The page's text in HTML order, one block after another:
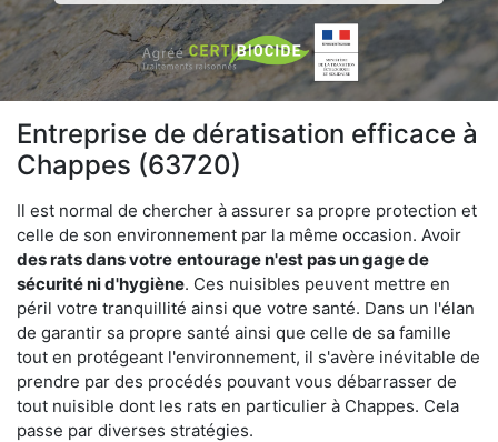
Entreprise de dératisation efficace à
Chappes (63720)
Il est normal de chercher à assurer sa propre protection et
celle de son environnement par la même occasion. Avoir
des rats dans votre entourage n'est pas un gage de
sécurité ni d'hygiène. Ces nuisibles peuvent mettre en
péril votre tranquillité ainsi que votre santé. Dans un l'élan
de garantir sa propre santé ainsi que celle de sa famille
tout en protégeant l'environnement, il s'avère inévitable de
prendre par des procédés pouvant vous débarrasser de
tout nuisible dont les rats en particulier à Chappes. Cela
passe par diverses stratégies.